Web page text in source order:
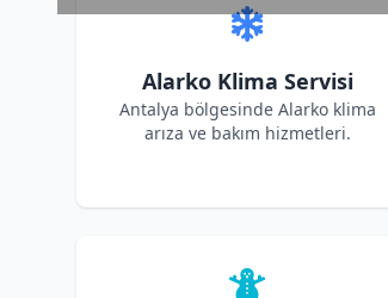
Alarko Klima Servisi
Antalya bölgesinde Alarko klima
arıza ve bakım hizmetleri.